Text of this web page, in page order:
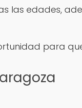
las edades,
para